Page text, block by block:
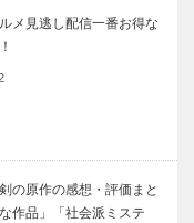
メ見逃し配信一番お得な
の原作の感想・評価まと
作品」「社会派ミステ